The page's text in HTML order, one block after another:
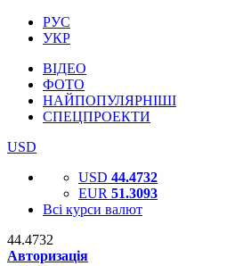
РУС
УКР
ВІДЕО
ФОТО
НАЙПОПУЛЯРНІШІ
СПЕЦПРОЕКТИ
USD
USD 44.4732
EUR 51.3093
Всі курси валют
44.4732
Авторизація